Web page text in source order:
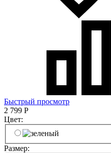
Быстрый просмотр
2 799 Р
Цвет:
Размер: